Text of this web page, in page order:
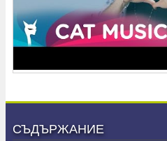
СЪДЪРЖАНИЕ